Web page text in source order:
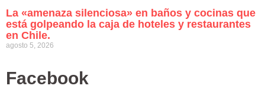
La «amenaza silenciosa» en baños y cocinas que
está golpeando la caja de hoteles y restaurantes
en Chile.
agosto 5, 2026
Facebook